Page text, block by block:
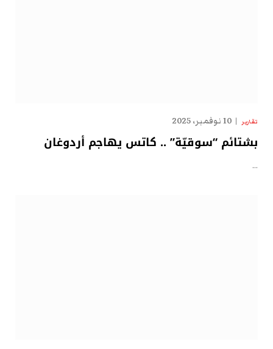
تقارير 10 نوفمبر، 2025
بشتائم “سوقيّة” .. كاتس يهاجم أردوغان
…